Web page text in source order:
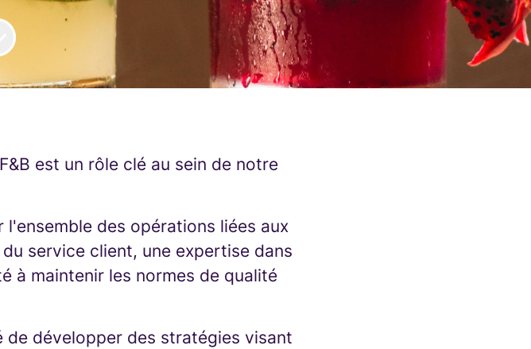
est un rôle clé au sein de notre
des opérations liées aux
service client, une expertise dans
à maintenir les normes de qualité
de développer des stratégies visant